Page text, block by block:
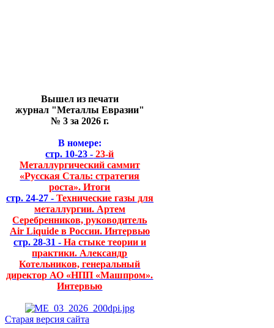
Вышел из печати
журнал "Металлы Евразии"
№ 3 за 2026 г.
В номере:
стр. 10-23 - 23-й
Металлургический саммит
«Русская Сталь: стратегия
роста». Итоги
стр. 24-27 - Технические газы для
металлургии. Артем
Серебренников, руководитель
Air Liquide в России. Интервью
стр. 28-31 - На стыке теории и
практики. Александр
Котельников, генеральный
директор АО «НПП «Машпром».
Интервью
Старая версия сайта